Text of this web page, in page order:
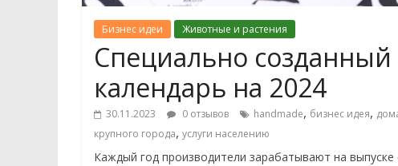
Бизнес идеи Животные и растения
Специально созданный
календарь на 2024
30.11.2023 0 отзывов handmade, бизнес идея,
крупного города, услуги населению
Каждый год производители зарабатывают на выпуске